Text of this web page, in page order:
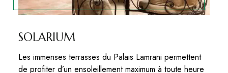
SOLARIUM
Les immenses terrasses du Palais Lamrani permettent
de profiter d’un ensoleillement maximum à toute heure